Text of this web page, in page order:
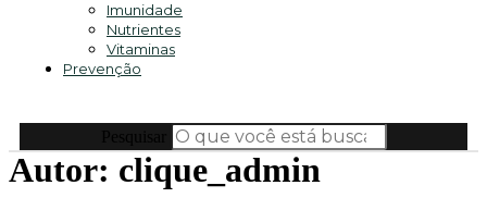
Imunidade
Nutrientes
Vitaminas
Prevenção
Autor: clique_admin